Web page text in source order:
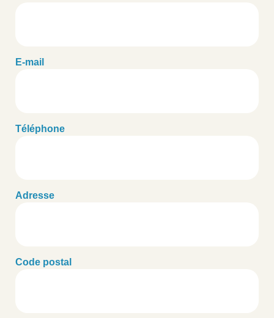
E-mail
Téléphone
Adresse
Code postal